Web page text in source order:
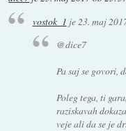
vostok_1 je23. maj
@dice7
Pa saj se govori,
Poleg tega, ti
raziskavah
veje ali da se je